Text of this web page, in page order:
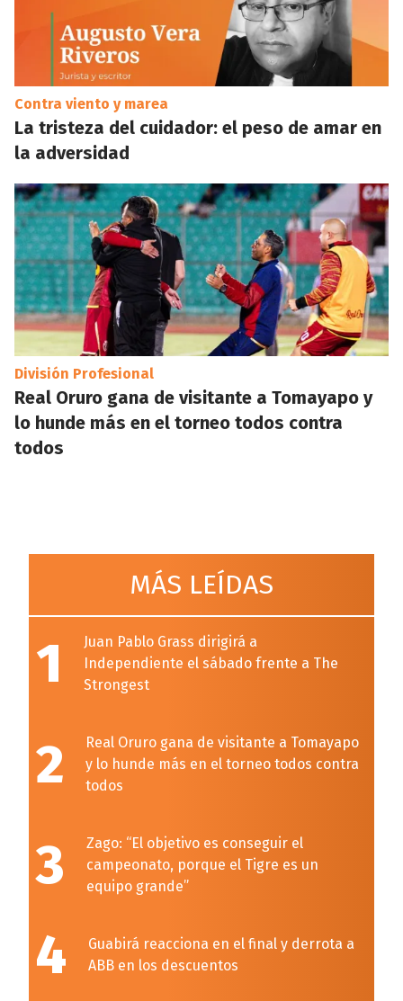
Contra viento y marea
La tristeza del cuidador: el peso de amar en
la adversidad
División Profesional
Real Oruro gana de visitante a Tomayapo y
lo hunde más en el torneo todos contra
todos
MÁS LEÍDAS
1
Juan Pablo Grass dirigirá a
Independiente el sábado frente a The
Strongest
2
Real Oruro gana de visitante a Tomayapo
y lo hunde más en el torneo todos contra
todos
3
Zago: “El objetivo es conseguir el
campeonato, porque el Tigre es un
equipo grande”
4
Guabirá reacciona en el final y derrota a
ABB en los descuentos